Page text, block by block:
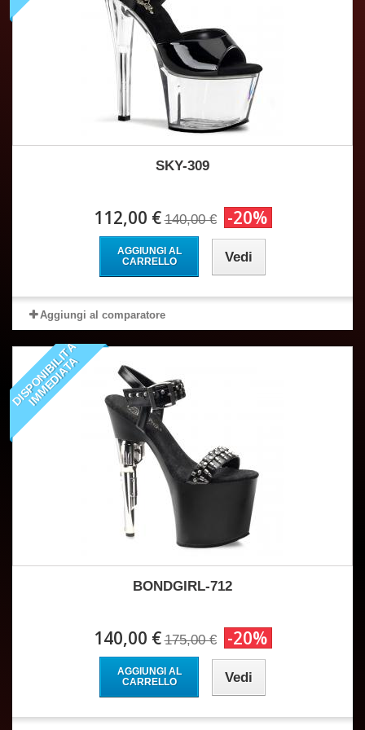
SKY-309
112,00 € 140,00 € -20%
AGGIUNGI AL
CARRELLO
Vedi
Aggiungi al comparatore
D
I
S
P
O
N
I
B
I
L
I
T
À
I
M
M
E
D
I
A
T
A
BONDGIRL-712
140,00 € 175,00 € -20%
AGGIUNGI AL
CARRELLO
Vedi